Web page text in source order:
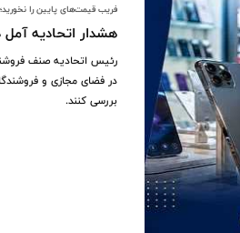
فریب قیمت‌های پایین را نخورید؛
هشدار اتحادیه آمل
رئیس اتحادیه صنف
در فضای مجازی و
بررسی کنند.